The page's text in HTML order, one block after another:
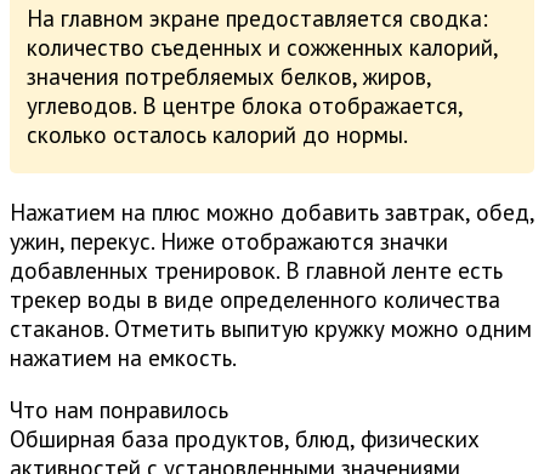
На главном экране предоставляется сводка:
количество съеденных и сожженных калорий,
значения потребляемых белков, жиров,
углеводов. В центре блока отображается,
сколько осталось калорий до нормы.
Нажатием на плюс можно добавить завтрак, обед,
ужин, перекус. Ниже отображаются значки
добавленных тренировок. В главной ленте есть
трекер воды в виде определенного количества
стаканов. Отметить выпитую кружку можно одним
нажатием на емкость.
Что нам понравилось
Обширная база продуктов, блюд, физических
активностей с установленными значениями